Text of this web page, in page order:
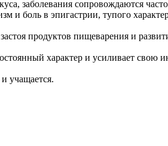
заболевания сопровождаются
и боль в эпигастрии, тупого
продуктов пищеварения и
характер и усиливает свою
учащается.